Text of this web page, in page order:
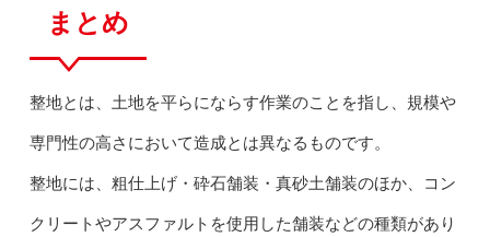
まとめ
整地とは、土地を平らにならす作業のことを指し、規模や
専門性の高さにおいて造成とは異なるものです。
整地には、粗仕上げ・砕石舗装・真砂土舗装のほか、コン
クリートやアスファルトを使用した舗装などの種類があり